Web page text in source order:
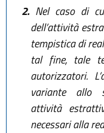
2.Nel caso di
dell’attività
tempistica di
tal fine, tale
autorizzatori.
variante allo
attività
necessari alla